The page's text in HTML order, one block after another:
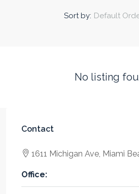
Sort by: Default
No listing
Contact
1611 Michigan Ave, Miami
Office: